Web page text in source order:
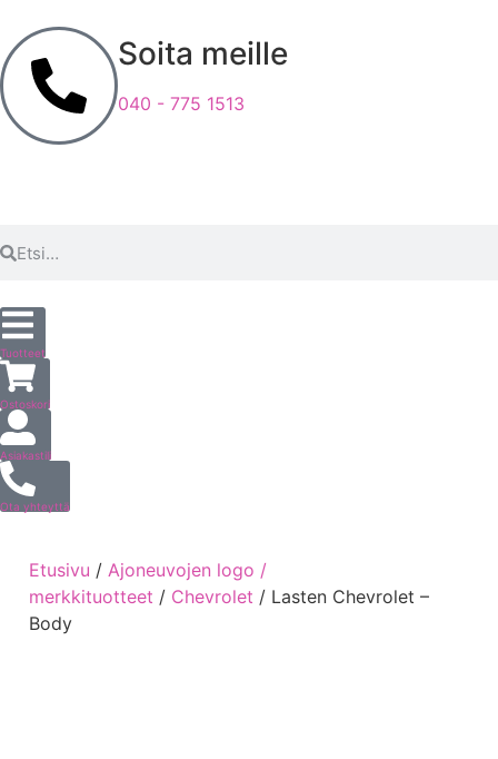
Soita meille
040 - 775 1513
Tuotteet
Ostoskori
Asiakastili
Ota yhteyttä
Etusivu / Ajoneuvojen logo /
merkkituotteet / Chevrolet / Lasten Chevrolet –
Body